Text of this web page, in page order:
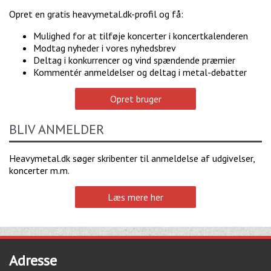
Opret en gratis heavymetal.dk-profil og få:
Mulighed for at tilføje koncerter i koncertkalenderen
Modtag nyheder i vores nyhedsbrev
Deltag i konkurrencer og vind spændende præmier
Kommentér anmeldelser og deltag i metal-debatter
Opret bruger
BLIV ANMELDER
Heavymetal.dk søger skribenter til anmeldelse af udgivelser,
koncerter m.m.
Læs mere her
Adresse